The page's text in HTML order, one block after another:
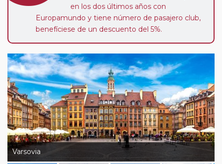
en los dos últimos años con
Europamundo y tiene número de pasajero club,
benefíciese de un descuento del 5%.
Varsovia